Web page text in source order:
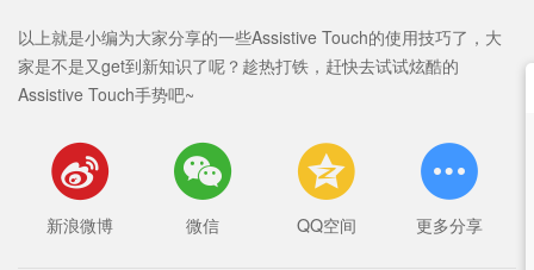
以上就是小编为大家分享的一些Assistive Touch的使用技巧了，大
家是不是又get到新知识了呢？趁热打铁，赶快去试试炫酷的
Assistive Touch手势吧~

新浪微博

微信

QQ空间

更多分享